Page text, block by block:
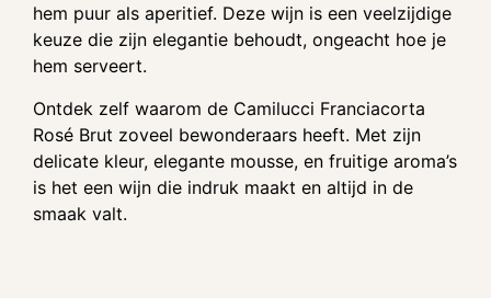
hem puur als aperitief. Deze wijn is een veelzijdige
keuze die zijn elegantie behoudt, ongeacht hoe je
hem serveert.
Ontdek zelf waarom de Camilucci Franciacorta
Rosé Brut zoveel bewonderaars heeft. Met zijn
delicate kleur, elegante mousse, en fruitige aroma’s
is het een wijn die indruk maakt en altijd in de
smaak valt.